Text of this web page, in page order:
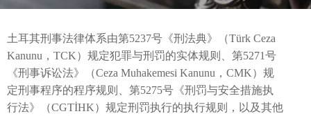
土耳其刑事法律体系由第5237号《刑法典》（Türk Ceza
Kanunu，TCK）规定犯罪与刑罚的实体规则、第5271号
《刑事诉讼法》（Ceza Muhakemesi Kanunu，CMK）规
定刑事程序的程序规则、第5275号《刑罚与安全措施执
行法》（CGTİHK）规定刑罚执行的执行规则，以及其他